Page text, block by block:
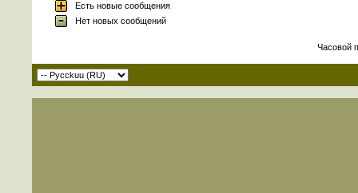
Есть новые сообщения
Нет новых сообщений
Часовой